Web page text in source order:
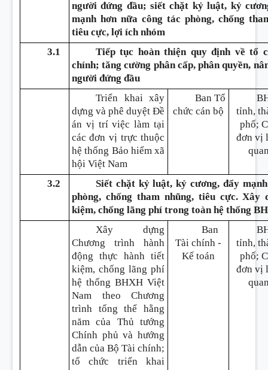
người đứng đầu; siết chặt kỷ luật, kỷ
mạnh hơn nữa công tác phòng, chống
tiêu cực, lợi ích nhóm
3.1
Tiếp tục hoàn thiện quy định về tổ
chính; tăng cường phân cấp, phân quyền,
người đứng đầu
Triển khai xây
dựng và phê duyệt Đề
án vị trí việc làm tại
các đơn vị trực thuộc
hệ thống Bảo hiểm xã
hội Việt Nam
Ban Tổ
chức cán bộ
tỉnh,
phố;
đơn vị
3.2
Siết chặt kỷ luật, kỷ cương, đẩy
phòng, chống tham nhũng, tiêu cực. Xây
kiệm, chống lãng phí trong toàn hệ thống
Xây dựng
Chương trình hành
động thực hành tiết
kiệm, chống lãng phí
hệ thống BHXH Việt
Nam theo Chương
trình tổng thể hằng
năm của Thủ tướng
Chính phủ và hướng
dẫn của Bộ Tài chính;
tổ chức triển khai
Ban
Tài chính -
Kế toán
tỉnh,
phố;
đơn vị